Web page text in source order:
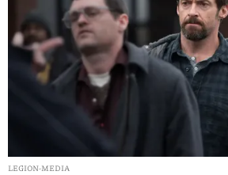
LEGION-MEDIA